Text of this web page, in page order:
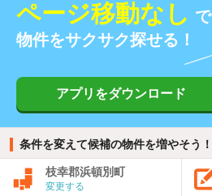
ページ移動なし で
物件をサクサク探せる！
アプリをダウンロード
条件を変えて候補の物件を増やそう！
枝幸郡浜頓別町
変更する